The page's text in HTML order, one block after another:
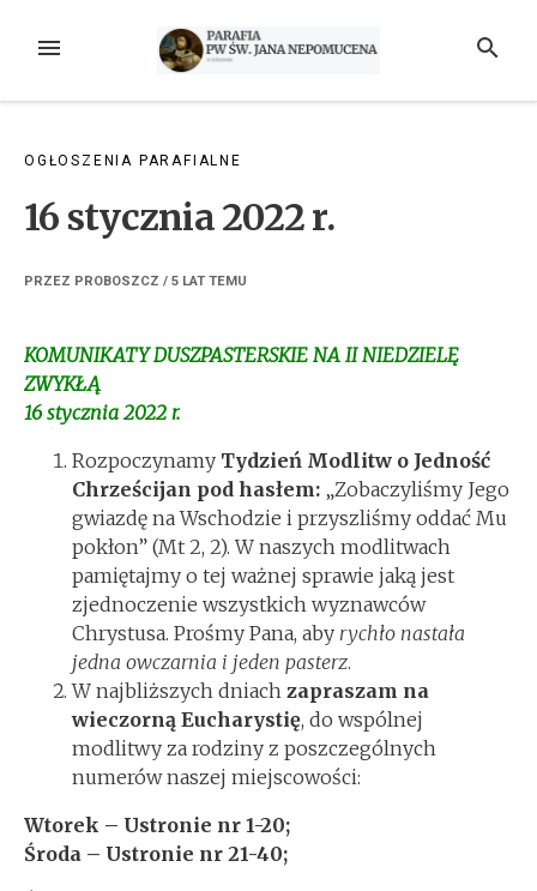
MENU SZUKAJ
OGŁOSZENIA PARAFIALNE
16 stycznia 2022 r.
PRZEZ PROBOSZCZ / 5 LAT TEMU
KOMUNIKATY DUSZPASTERSKIE NA II NIEDZIELĘ
ZWYKŁĄ
16 stycznia 2022 r.
Rozpoczynamy Tydzień Modlitw o Jedność
Chrześcijan pod hasłem: „Zobaczyliśmy Jego
gwiazdę na Wschodzie i przyszliśmy oddać Mu
pokłon” (Mt 2, 2). W naszych modlitwach
pamiętajmy o tej ważnej sprawie jaką jest
zjednoczenie wszystkich wyznawców
Chrystusa. Prośmy Pana, aby rychło nastała
jedna owczarnia i jeden pasterz.
W najbliższych dniach zapraszam na
wieczorną Eucharystię, do wspólnej
modlitwy za rodziny z poszczególnych
numerów naszej miejscowości:
Wtorek – Ustronie nr 1-20;
Środa – Ustronie nr 21-40;